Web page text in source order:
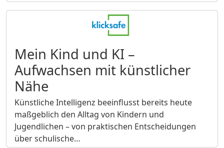
Mein Kind und KI –
Aufwachsen mit künstlicher
Nähe
Künstliche Intelligenz beeinflusst bereits heute
maßgeblich den Alltag von Kindern und
Jugendlichen – von praktischen Entscheidungen
über schulische…